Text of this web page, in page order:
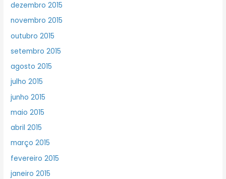
dezembro 2015
novembro 2015
outubro 2015
setembro 2015
agosto 2015
julho 2015
junho 2015
maio 2015
abril 2015
março 2015
fevereiro 2015
janeiro 2015